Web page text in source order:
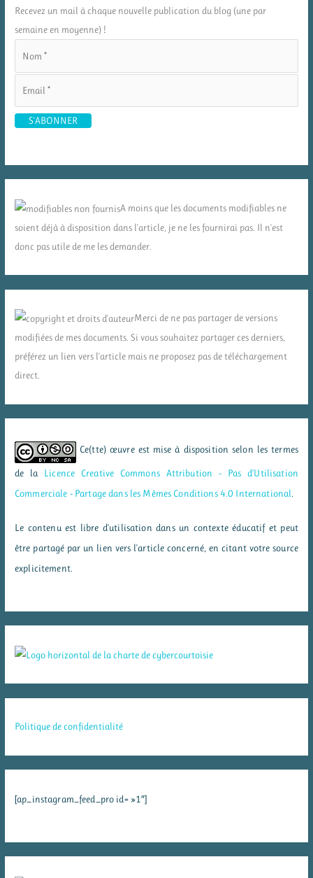
Recevez un mail à chaque nouvelle publication du blog (une par
semaine en moyenne) !
A moins que les documents modifiables ne
soient déjà à disposition dans l'article, je ne les fournirai pas. Il n'est
donc pas utile de me les demander.
Merci de ne pas partager de versions
modifiées de mes documents. Si vous souhaitez partager ces derniers,
préférez un lien vers l'article mais ne proposez pas de téléchargement
direct.
Ce(tte) œuvre est mise à disposition selon les termes
de la Licence Creative Commons Attribution - Pas d’Utilisation
Commerciale - Partage dans les Mêmes Conditions 4.0 International
Le contenu est libre d'utilisation dans un contexte éducatif et peut
être partagé par un lien vers l'article concerné, en citant votre source
explicitement.
Politique de confidentialité
[ap_instagram_feed_pro id= »1″]